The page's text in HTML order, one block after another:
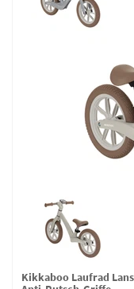
Kikkaboo Laufrad